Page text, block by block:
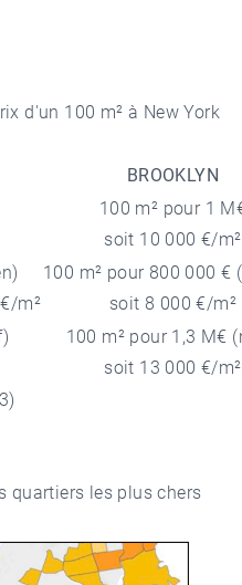
d'un 100 m² à New York
BROOKLYN
100 m² pour 1
soit 10 000 €/m²
100 m² pour 800 000 €
soit 8 000 €/m²
100 m² pour 1,3 M€
soit 13 000 €/m²
quartiers les plus chers